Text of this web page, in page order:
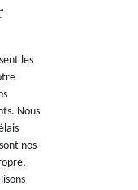
les
Nous
nos